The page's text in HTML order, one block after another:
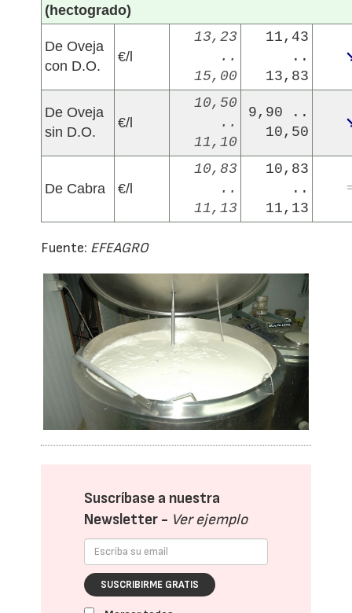
(hectogrado)
De Oveja
con D.O.
€/l
13,23
..
15,00
11,43
..
13,83
De Oveja
sin D.O.
€/l
10,50
..
11,10
9,90 ..
10,50
De Cabra €/l
10,83
..
11,13
10,83
..
11,13
Fuente: EFEAGRO
Suscríbase a nuestra
Newsletter - Ver ejemplo
SUSCRIBIRME GRATIS